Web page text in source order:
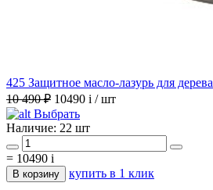
425 Защитное масло-лазурь для дерева
10 490 ₽ 10490 i / шт
Выбрать
Наличие: 22 шт
= 10490 i
В корзину купить в 1 клик